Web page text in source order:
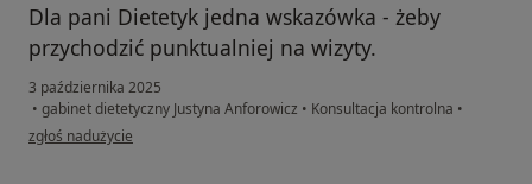
Dla pani Dietetyk jedna wskazówka - żeby
przychodzić punktualniej na wizyty.
3 października 2025
• gabinet dietetyczny Justyna Anforowicz • Konsultacja kontrolna •
w opinii użytkownika Weronika
zgłoś nadużycie